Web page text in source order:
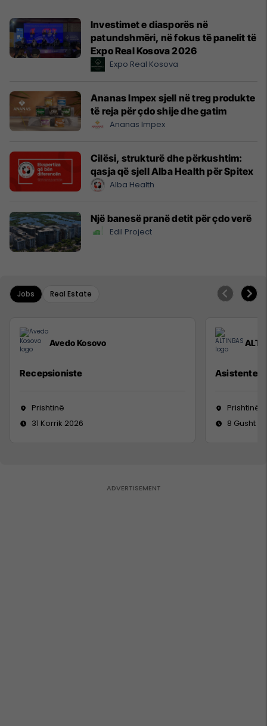
Investimet e diasporës në
patundshmëri, në fokus të panelit të
Expo Real Kosova 2026
Expo Real Kosova
Ananas Impex sjell në treg produkte
të reja për çdo shije dhe gatim
Ananas Impex
Cilësi, strukturë dhe përkushtim:
qasja që sjell Alba Health për Spitex
Alba Health
Një banesë pranë detit për çdo verë
Edil Project
Jobs Real Estate
Avedo Kosovo
Recepsioniste
Prishtinë
31 Korrik 2026
Asistente
Prishtinë
8 Gusht